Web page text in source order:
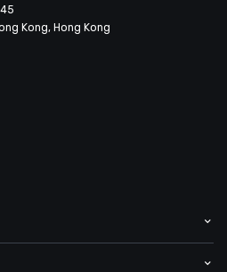
Kong, Hong Kong